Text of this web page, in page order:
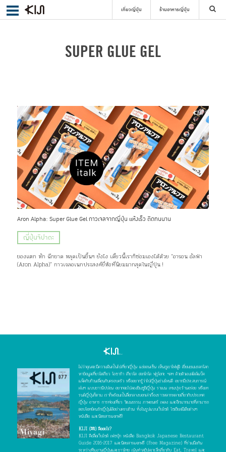
เที่ยวญี่ปุ่น ร้านอาหารญี่ปุ่น
ค้นหา
SUPER GLUE GEL
Aron Alpha: Super Glue Gel กาวเจลจากญี่ปุ่น แห้งเร็ว ติดทนนาน
ญี่ปุ่นจิปาถะ
ของแตก หัก ฉีกขาด หลุดเป็นชิ้นๆ ยังไง เดี๋ยวนี้เราก็ซ่อมเองได้ด้วย “อารอน อัลฟ่า
(Aron Alpha)” กาวเจลอเนกประสงค์ยี่ห้อที่นิยมมากสุดในญี่ปุ่น !
ไม่ว่าคุณจะมีความฝันเป็นไปเที่ยวญี่ปุ่น แช่ออนเซ็น เห็นภูเขาไฟฟูจิ เยี่ยมชมมรดกโลก
หาข้อมูลเที่ยวโตเกียว โอซาก้า เกียวโต ฮอกไกโด ฟุกุโอกะ ฯลฯ ด้วยตัวเองสไตล์แบ็ค
แพ็คกับก๊วนเพื่อนกับครอบครัว หรืออยากรู้ว่าไปญี่ปุ่นช่วงไหนดี อยากมีประสบการณ์
เจ๋งๆ แบบชาวนิปปอน อยากจะไปลองชิมซูชิญี่ปุ่น ราเมน เทมปุระร้านอร่อย หรือเท
รนด์ญี่ปุ่นก็ตาม เราก็พร้อมเป็นสื่อกลางบอกเล่าเรื่องราวหลากหลายเกี่ยวกับประเทศ
ญี่ปุ่น อาหาร การท่องเที่ยว วัฒนธรรม ภาพยนตร์ เพลง และอีกมากมายที่สามารถ
ตอบโจทย์คนรักญี่ปุ่นได้อย่างครบถ้วน ทั้งในรูปแบบเว็บไซต์ โซเชียลมีเดียต่างๆ
หนังสือ และนิตยสารแจกฟรี!
KIJI (คิจิ) คืออะไร?
KIJI คือสื่อเว็บไซต์ เฟซบุ๊ก หนังสือ Bangkok Japanese Restaurant
Guide 2016-2017 และนิตยสารแจกฟรี (Free Magazine) ที่ร่วมมือกัน
ระหว่างทีมงานญี่ปุ่นและชาวไทย เน้นทำสกู๊ปเจาะลึกเกี่ยวกับ Eat, Travel และ